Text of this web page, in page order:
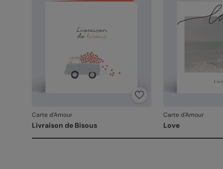
Carte d'Amour
Livraison de Bisous
Carte d'Amour
Love